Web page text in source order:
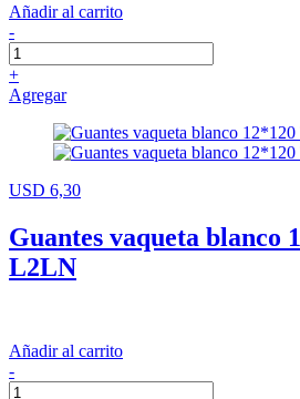
Añadir al carrito
-
+
Agregar
USD 6,30
Guantes vaqueta blanco
L2LN
Añadir al carrito
-